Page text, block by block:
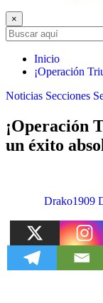
×
Inicio
¡Operación
Noticias Secciones
¡Operación
un éxito
Drako1909